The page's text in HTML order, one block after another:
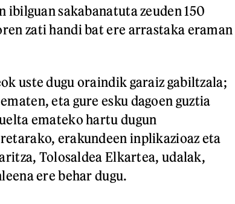
sakabanatuta zeuden 150
zati handi bat ere arrastaka eraman
uste dugu oraindik garaiz gabiltzala;
eta gure esku dagoen guztia
emateko hartu dugun
erakundeen inplikazioaz eta
Tolosaldea Elkartea, udalak,
ere behar dugu.